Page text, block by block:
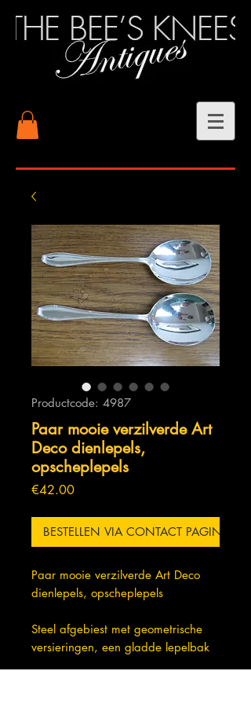
Productcode: 4987
Paar mooie verzilverde Art
Deco dienlepels,
opscheplepels
€42.00Prijs
BESTELLEN VIA CONTACT PAGINA
Paar mooie verzilverde Art Deco
dienlepels, opscheplepels
Steel afgebiest met geometrische
versieringen, een gladde lepelbak